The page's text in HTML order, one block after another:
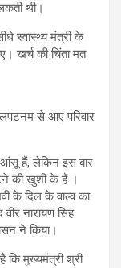
थी।
स्वास्थ्य मंत्री के
खर्च की चिंता मत
हैं, लेकिन इस बार
की खुशी के हैं ।
के दिल के वाल्व का
नारायण सिंह
ने किया।
कि मुख्यमंत्री श्री